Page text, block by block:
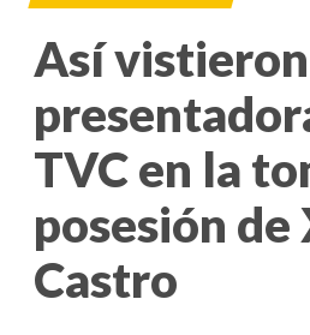
Así
TVC en la
posesión de
Castro